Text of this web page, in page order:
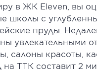
в ЖК Eleven, вы
школы с
пруды.
увлекательными
салоны красоты,
на ТТК составит 2